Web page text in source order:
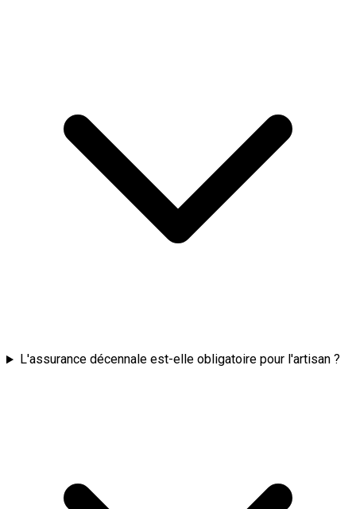
L'assurance décennale est-elle obligatoire pour l'artisan ?